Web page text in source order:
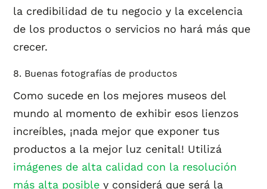
la credibilidad de tu negocio y la excelencia
de los productos o servicios no hará más que
crecer.
8. Buenas fotografías de productos
Como sucede en los mejores museos del
mundo al momento de exhibir esos lienzos
increíbles, ¡nada mejor que exponer tus
productos a la mejor luz cenital! Utilizá
imágenes de alta calidad con la resolución
más alta posibley considerá que será la